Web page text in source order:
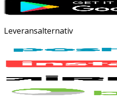
Leveransalternativ